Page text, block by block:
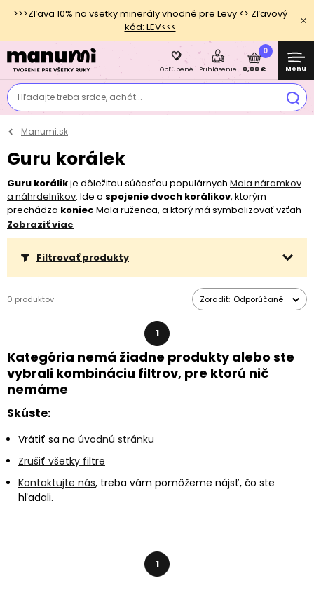
>>>Zľava 10% na všetky minerály vhodné pre Levy <> Zľavový
kód: LEV<<<
Hľadajte treba srdce, achát...
Obľúbené Prihlásenie
0
0,00 € Menu
Manumi.sk
Guru korálek
Guru korálikje dôležitou súčasťou populárnych Mala náramkov
a náhrdelníkov. Ide o spojenie dvoch korálikov, ktorým
prechádza koniec Mala ruženca, a ktorý má symbolizovať vzťah
medzi učiteľom a učencom. Preto ho väčšinou tvorí korálik a jeho
čiapočka. Ak sa používa na opakované modlitby,je neslušné
tento korálik preskakovať
začnú počítať modlitby v opačnom smere.
Zobraziť viac
Filtrovať produkty
0 produktov Zoradiť: Odporúčané
1
Kategória nemá žiadne produkty alebo ste
vybrali kombináciu filtrov, pre ktorú nič
nemáme
Skúste:
Vrátiť sa na úvodnú stránku
Zrušiť všetky filtre
Kontaktujte nás, treba vám pomôžeme nájsť, čo ste
hľadali.
1